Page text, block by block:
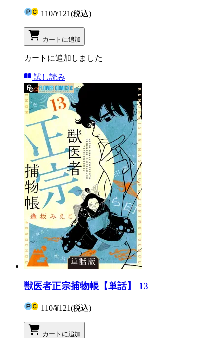
110/¥121(税込)
カートに追加
カートに追加しました
試し読み
獣医者正宗捕物帳【単話】 13
110/¥121(税込)
カートに追加